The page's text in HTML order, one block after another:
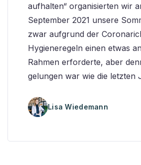
aufhalten“ organisierten wir
September 2021 unsere
zwar aufgrund der
Hygieneregeln einen etwas
Rahmen erforderte, aber
gelungen war wie die letzten
Lisa Wiedemann